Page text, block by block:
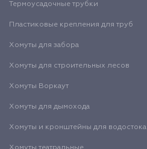
Термоусадочные трубки
Пластиковые крепления для труб
Хомуты для забора
Хомуты для строительных лесов
Хомуты Воркаут
Хомуты для дымохода
Хомуты и кронштейны для водостока